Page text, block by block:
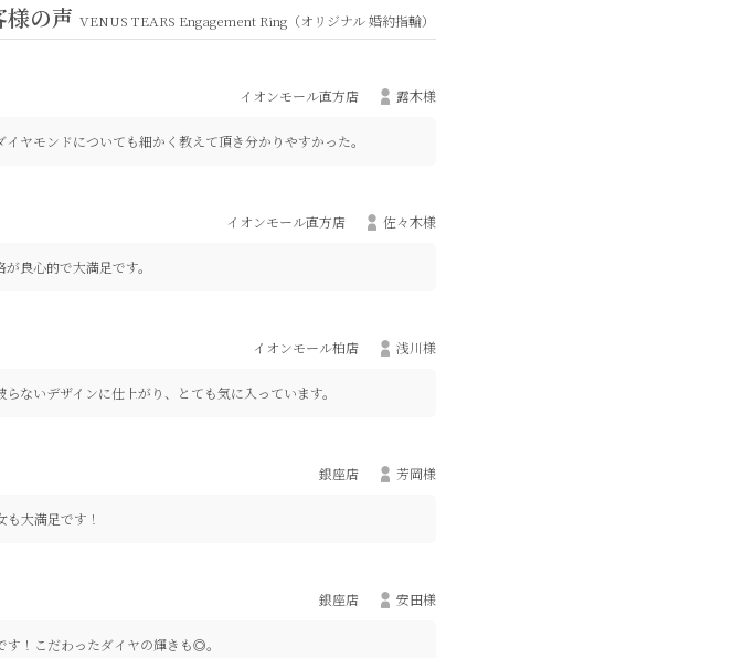
の声 VENUS TEARS Engagement Ring（オリジナル 婚約指輪）
露木様
イオンモール直方店
ヤモンドについても細かく教えて頂き分かりやすかった。
佐々木様
イオンモール直方店
良心的で大満足です。
浅川様
イオンモール柏店
ないデザインに仕上がり、とても気に入っています。
芳岡様
銀座店
大満足です！
安田様
銀座店
！こだわったダイヤの輝きも◎。